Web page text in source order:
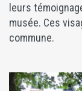
leurs
musée. Ces
commune.